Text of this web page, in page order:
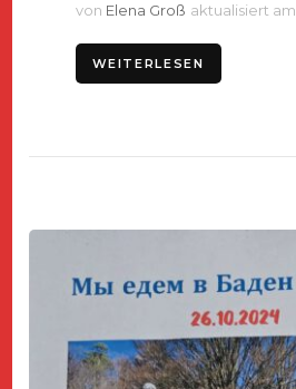
von Elena Groß aktualisiert am
WEITERLESEN